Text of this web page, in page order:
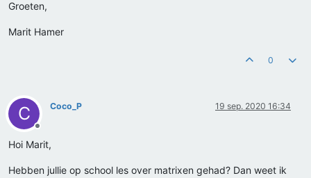
Groeten,
Marit Hamer
0
C
Offline
Coco_P 19 sep. 2020 16:34
Hoi Marit,
Hebben jullie op school les over matrixen gehad? Dan weet ik